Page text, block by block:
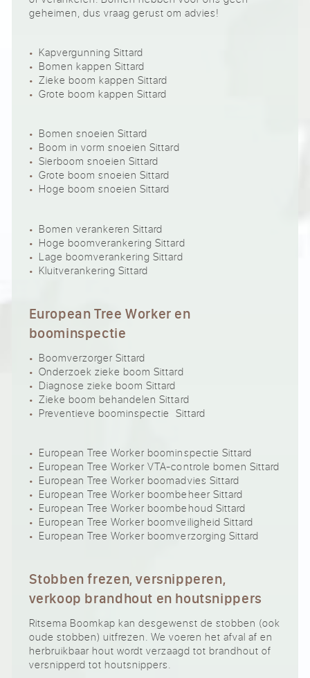
geheimen, dus vraag gerust om advies!
Kapvergunning Sittard
Bomen kappen Sittard
Zieke boom kappen Sittard
Grote boom kappen Sittard
Bomen snoeien Sittard
Boom in vorm snoeien Sittard
Sierboom snoeien Sittard
Grote boom snoeien Sittard
Hoge boom snoeien Sittard
Bomen verankeren Sittard
Hoge boomverankering Sittard
Lage boomverankering Sittard
Kluitverankering Sittard
European Tree Worker en
boominspectie
Boomverzorger Sittard
Onderzoek zieke boom Sittard
Diagnose zieke boom Sittard
Zieke boom behandelen Sittard
Preventieve boominspectie Sittard
European Tree Worker boominspectie Sittard
European Tree Worker VTA-controle bomen Sittard
European Tree Worker boomadvies Sittard
European Tree Worker boombeheer Sittard
European Tree Worker boombehoud Sittard
European Tree Worker boomveiligheid Sittard
European Tree Worker boomverzorging Sittard
Stobben frezen, versnipperen,
verkoop brandhout en houtsnippers
Ritsema Boomkap kan desgewenst de stobben (ook
oude stobben) uitfrezen. We voeren het afval af en
herbruikbaar hout wordt verzaagd tot brandhout of
versnipperd tot houtsnippers.